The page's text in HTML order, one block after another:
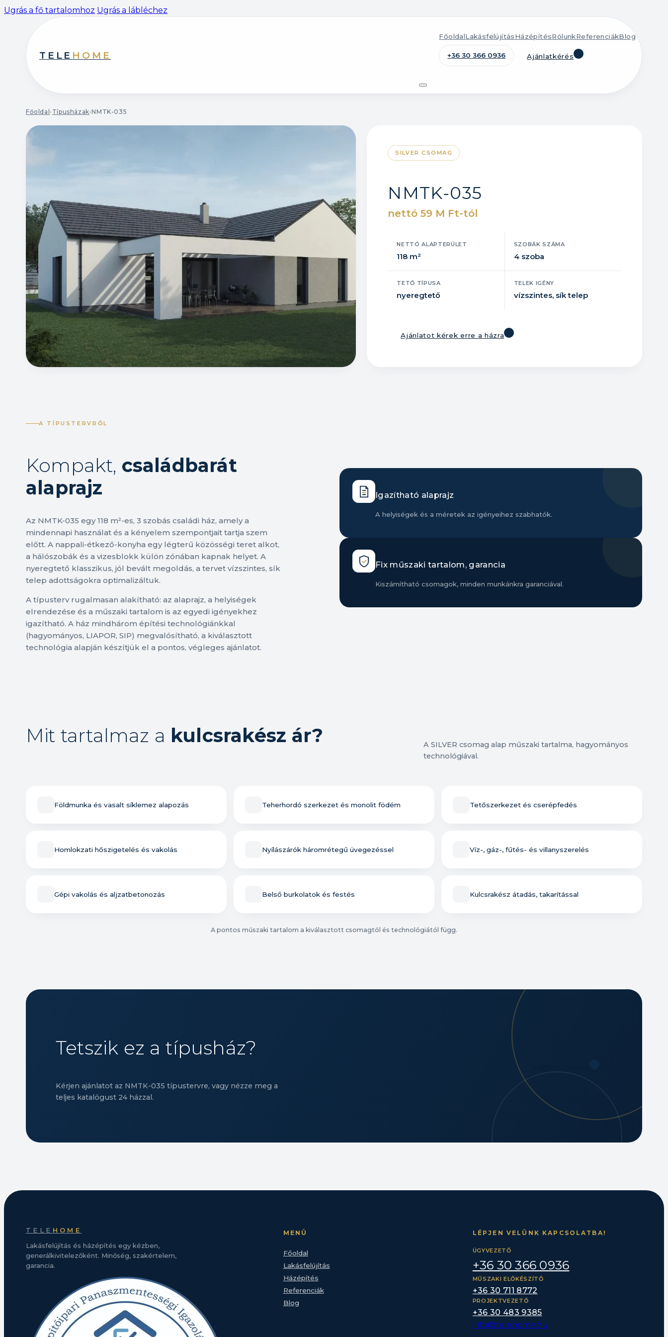
Ugrás a fő tartalomhoz Ugrás a lábléchez
TELE HOME
FőoldalLakásfelújításHázépítésRólunkReferenciákBlog
+36 30 366 0936 Ajánlatkérés
Főoldal› Típusházak›NMTK-035
SILVER CSOMAG
NMTK-035
nettó 59 M Ft-tól
NETTÓ ALAPTERÜLET
118 m²
SZOBÁK SZÁMA
4 szoba
TETŐ TÍPUSA
nyeregtető
TELEK IGÉNY
vízszintes, sík telep
Ajánlatot kérek erre a házra
A TÍPUSTERVRŐL
Kompakt, családbarát
alaprajz
Az NMTK-035 egy 118 m²-es, 3 szobás családi ház, amely a
mindennapi használat és a kényelem szempontjait tartja szem
előtt. A nappali-étkező-konyha egy légterű közösségi teret alkot,
a hálószobák és a vizesblokk külön zónában kapnak helyet. A
nyeregtető klasszikus, jól bevált megoldás, a tervet vízszintes, sík
telep adottságokra optimalizáltuk.
A típusterv rugalmasan alakítható: az alaprajz, a helyiségek
elrendezése és a műszaki tartalom is az egyedi igényekhez
igazítható. A ház mindhárom építési technológiánkkal
(hagyományos, LIAPOR, SIP) megvalósítható, a kiválasztott
technológia alapján készítjük el a pontos, végleges ajánlatot.
Igazítható alaprajz
A helyiségek és a méretek az igényeihez szabhatók.
Fix műszaki tartalom, garancia
Kiszámítható csomagok, minden munkánkra garanciával.
Mit tartalmaz a kulcsrakész ár?
A SILVER csomag alap műszaki tartalma, hagyományos
technológiával.
Földmunka és vasalt síklemez alapozás Teherhordó szerkezet és monolit födém Tetőszerkezet és cserépfedés
Homlokzati hőszigetelés és vakolás Nyílászárók háromrétegű üvegezéssel Víz-, gáz-, fűtés- és villanyszerelés
Gépi vakolás és aljzatbetonozás Belső burkolatok és festés Kulcsrakész átadás, takarítással
A pontos műszaki tartalom a kiválasztott csomagtól és technológiától függ.
Tetszik ez a típusház?
Kérjen ajánlatot az NMTK-035 típustervre, vagy nézze meg a
teljes katalógust 24 házzal.
TELE HOME
Lakásfelújítás és házépítés egy kézben,
generálkivitelezőként. Minőség, szakértelem,
garancia.
MENÜ
Főoldal
Lakásfelújítás
Házépítés
Referenciák
Blog
LÉPJEN VELÜNK KAPCSOLATBA!
ÜGYVEZETŐ
+36 30 366 0936
MŰSZAKI ELŐKÉSZÍTŐ
+36 30 711 8772
PROJEKTVEZETŐ
+36 30 483 9385
info@telehome.hu